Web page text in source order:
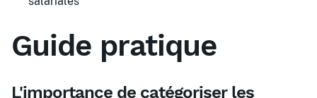
Guide pratique
L'importance de catégoriser les